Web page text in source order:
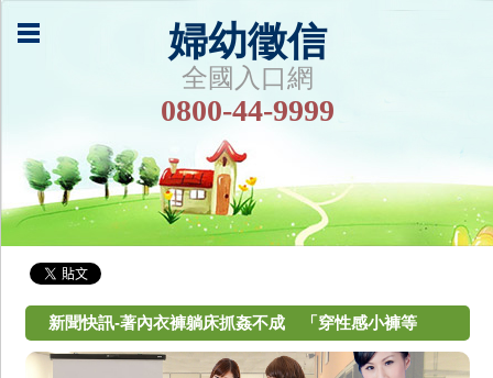
婦幼徵信
全國入口網
0800-44-9999
新聞快訊-著內衣褲躺床抓姦不成 「穿性感小褲等
你」鹹濕簡訊露餡